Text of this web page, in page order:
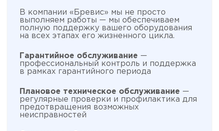
В компании «Бревис» мы не просто
выполняем работы — мы обеспечиваем
полную поддержку вашего оборудования
на всех этапах его жизненного цикла.
Гарантийное обслуживание —
профессиональный контроль и поддержка
в рамках гарантийного периода
Плановое техническое обслуживание —
регулярные проверки и профилактика для
предотвращения возможных
неисправностей